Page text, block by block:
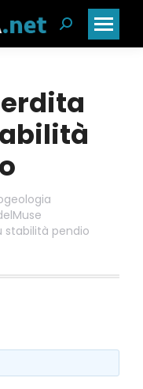
Cerca:
stabilità pendio